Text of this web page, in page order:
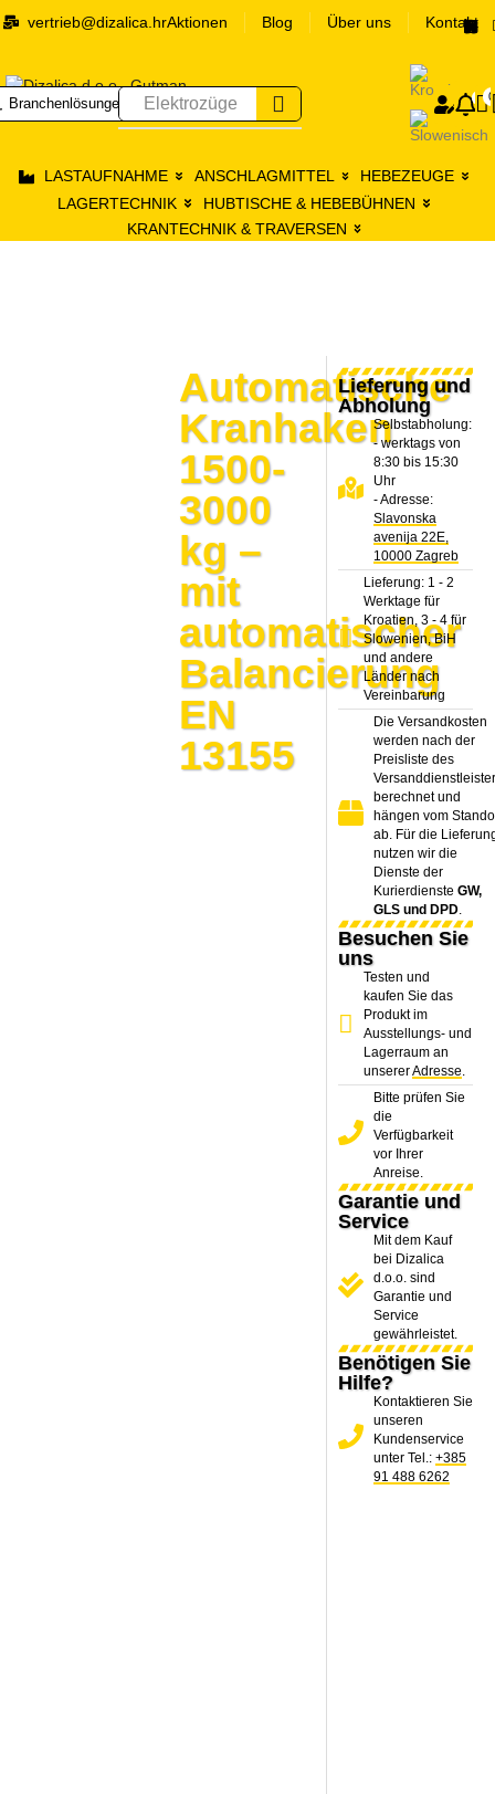
vertrieb@dizalica.hrAktionen Blog Über uns Kontakt
Branchenlösungen Elektrozüge 0 0
LASTAUFNAHME ANSCHLAGMITTEL
HEBEZEUGE
LAGERTECHNIK
HUBTISCHE & HEBEBÜHNEN
KRANTECHNIK & TRAVERSEN
Automatische
Kranhaken
1500-
3000
kg –
mit
automatischer
Balancierung
EN
13155
Lieferung und
Abholung
Selbstabholung:
- werktags von
8:30 bis 15:30
Uhr
- Adresse:
Slavonska
avenija 22E,
10000 Zagreb
Lieferung: 1 - 2
Werktage für
Kroatien, 3 - 4 für
Slowenien, BiH
und andere
Länder nach
Vereinbarung
Die Versandkosten
werden nach der
Preisliste des
berechnet und
hängen vom
ab. Für die
nutzen wir die
Dienste der
Kurierdienste GW,
GLS und DPD.
Besuchen Sie
uns
Testen und
kaufen Sie das
Produkt im
Ausstellungs- und
Lagerraum an
unsererAdresse
Bitte prüfen Sie
die
Verfügbarkeit
vor Ihrer
Anreise.
Garantie und
Service
Mit dem Kauf
bei Dizalica
d.o.o. sind
Garantie und
Service
gewährleistet.
Benötigen Sie
Hilfe?
Kontaktieren Sie
unseren
Kundenservice
unter Tel.: +385
91 488 6262